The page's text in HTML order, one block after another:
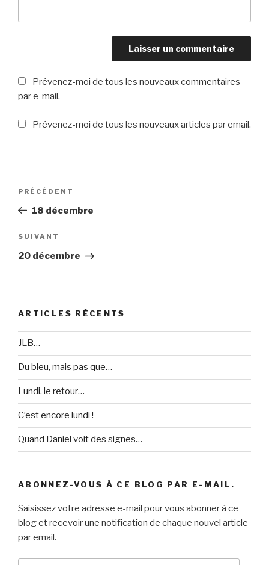
Prévenez-moi de tous les nouveaux commentaires
par e-mail.
Prévenez-moi de tous les nouveaux articles par email.
Navigation
Article
précédent
PRÉCÉDENT
18 décembre
Article
suivant
SUIVANT
20 décembre
ARTICLES RÉCENTS
JLB…
Du bleu, mais pas que…
Lundi, le retour…
C’est encore lundi !
Quand Daniel voit des signes…
ABONNEZ-VOUS À CE BLOG PAR E-MAIL.
Saisissez votre adresse e-mail pour vous abonner à ce
blog et recevoir une notification de chaque nouvel article
par email.